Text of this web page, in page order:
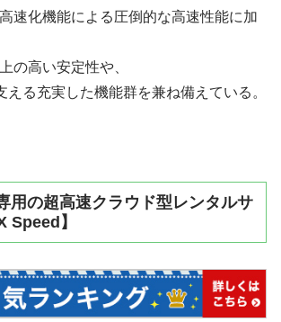
速化機能による圧倒的な高速性能に加
の高い安定性や、
える充実した機能群を兼ね備えている。
用の超高速クラウド型レンタルサ
Speed】